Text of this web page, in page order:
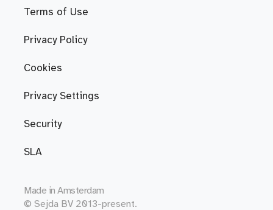
Terms of Use
Privacy Policy
Cookies
Privacy Settings
Security
SLA
Made in Amsterdam
© Sejda BV 2013-present.